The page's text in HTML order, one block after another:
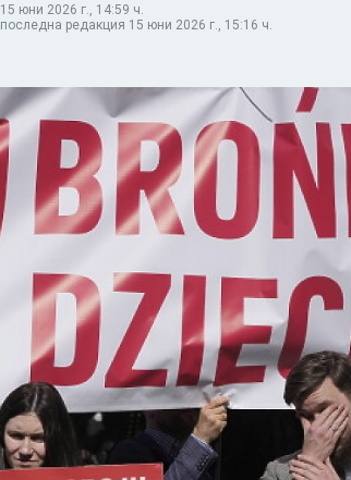
15 юни 2026 г., 14:59 ч.
последна редакция 15 юни 2026 г., 15:16 ч.